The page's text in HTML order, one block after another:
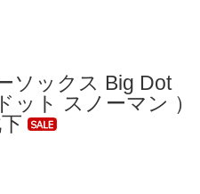
ソックス Big Dot
ット スノーマン ）